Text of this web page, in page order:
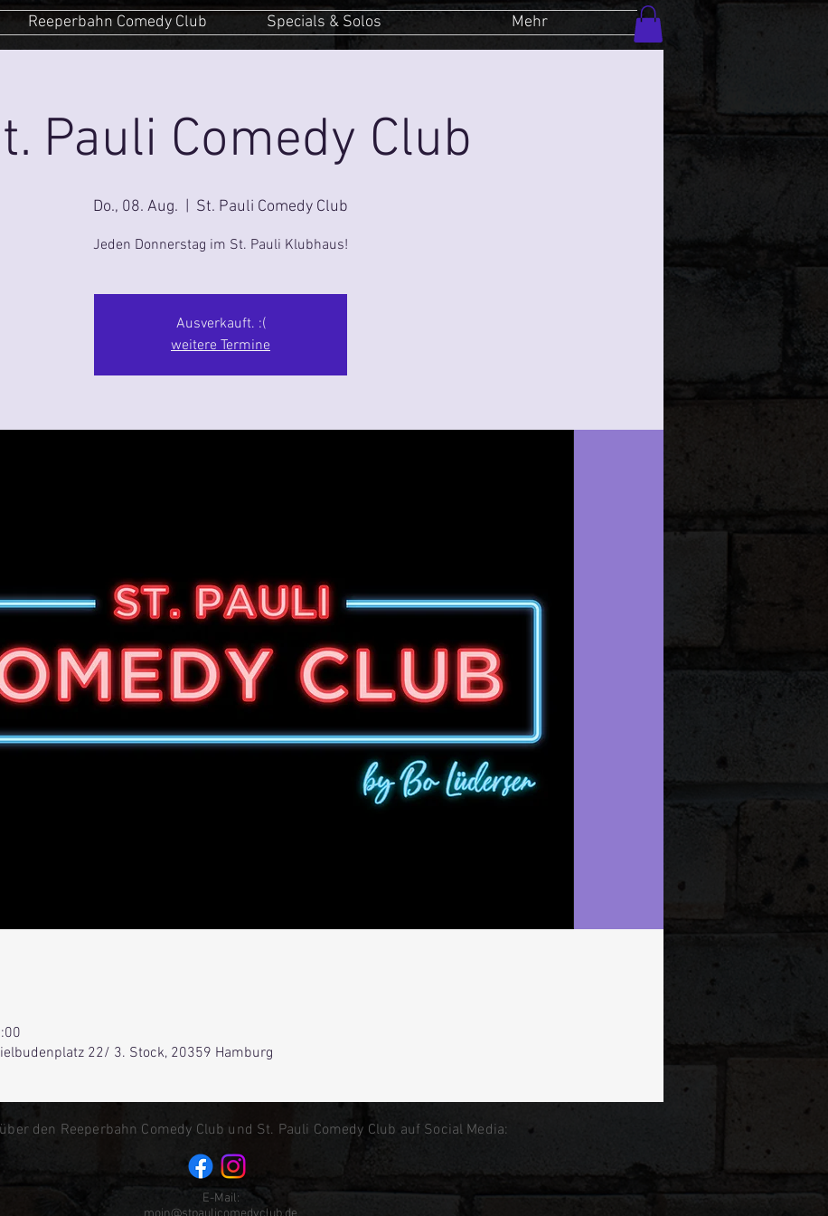
Reeperbahn Comedy Club Specials & Solos Mehr
Pauli Comedy Club
Do., 08. Aug. St. Pauli Comedy Club
Jeden Donnerstag im St. Pauli Klubhaus!
Ausverkauft. :(
weitere Termine
22/ 3. Stock, 20359 Hamburg
den Reeperbahn Comedy Club und St. Pauli Comedy Club auf Social Media:
E-Mail: